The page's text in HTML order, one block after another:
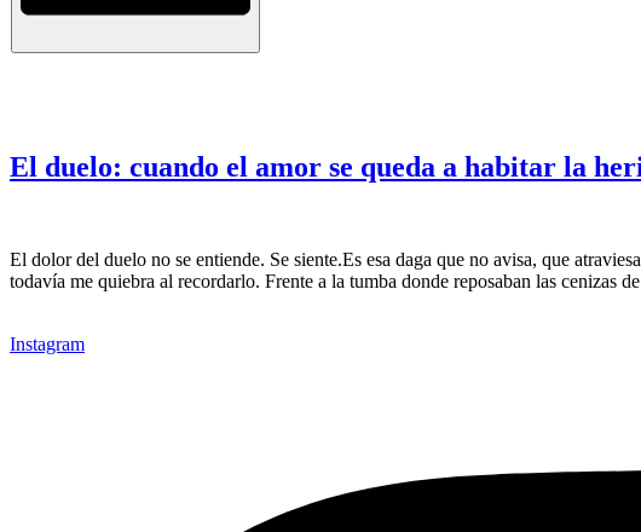
El duelo: cuando el amor se queda a habitar la
El dolor del duelo no se entiende. Se siente.Es esa daga que no avisa, que
todavía me quiebra al recordarlo. Frente a la tumba donde reposaban las cenizas
Instagram